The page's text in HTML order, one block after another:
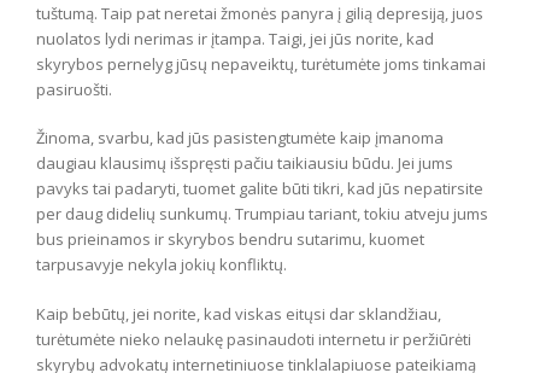
tuštumą. Taip pat neretai žmonės panyra į gilią depresiją, juos
nuolatos lydi nerimas ir įtampa. Taigi, jei jūs norite, kad
skyrybos pernelyg jūsų nepaveiktų, turėtumėte joms tinkamai
pasiruošti.
Žinoma, svarbu, kad jūs pasistengtumėte kaip įmanoma
daugiau klausimų išspręsti pačiu taikiausiu būdu. Jei jums
pavyks tai padaryti, tuomet galite būti tikri, kad jūs nepatirsite
per daug didelių sunkumų. Trumpiau tariant, tokiu atveju jums
bus prieinamos ir skyrybos bendru sutarimu, kuomet
tarpusavyje nekyla jokių konfliktų.
Kaip bebūtų, jei norite, kad viskas eitųsi dar sklandžiau,
turėtumėte nieko nelaukę pasinaudoti internetu ir peržiūrėti
skyrybų advokatų internetiniuose tinklalapiuose pateikiamą